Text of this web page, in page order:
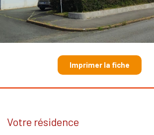
Imprimer la fiche
Votre résidence